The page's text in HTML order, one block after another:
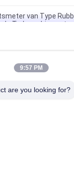
van Type
Trekmachine
Enige de
het Testen
Charpy-Effect
9:57 PM
are you looking for?